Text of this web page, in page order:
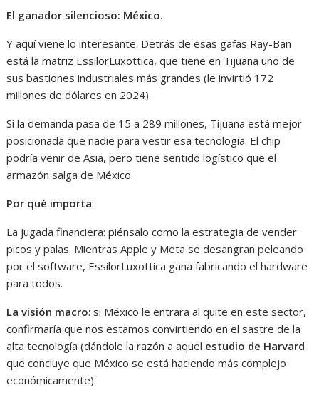
El ganador silencioso: México.
Y aquí viene lo interesante. Detrás de esas gafas Ray-Ban
está la matriz EssilorLuxottica, que tiene en Tijuana uno de
sus bastiones industriales más grandes (le invirtió 172
millones de dólares en 2024).
Si la demanda pasa de 15 a 289 millones, Tijuana está mejor
posicionada que nadie para vestir esa tecnología. El chip
podría venir de Asia, pero tiene sentido logístico que el
armazón salga de México.
Por qué importa:
La jugada financiera: piénsalo como la estrategia de vender
picos y palas. Mientras Apple y Meta se desangran peleando
por el software, EssilorLuxottica gana fabricando el hardware
para todos.
La visión macro: si México le entrara al quite en este sector,
confirmaría que nos estamos convirtiendo en el sastre de la
alta tecnología (dándole la razón a aquel estudio de Harvard
que concluye que México se está haciendo más complejo
económicamente).